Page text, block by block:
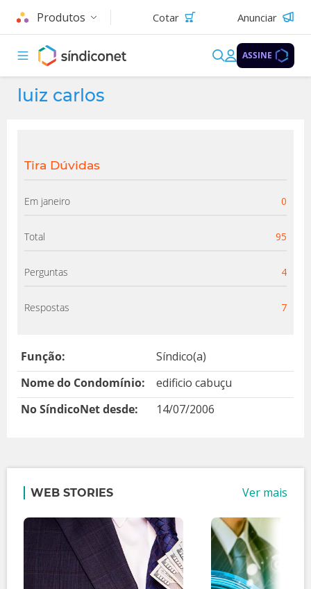
Produtos Cotar Anunciar
ASSINE
luiz carlos
Tira Dúvidas
Em janeiro 0
Total 95
Perguntas 4
Respostas 7
Função:
Síndico(a)
Nome do Condomínio:
edificio cabuçu
No SíndicoNet desde:
14/07/2006
WEB STORIES Ver mais